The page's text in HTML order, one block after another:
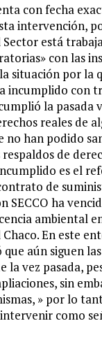
con fecha
intervención,
está
con las
situación por la
incumplido con
la pasada
reales de
no han podido
de
es el
de
SECCO ha
ambiental
En este
aún siguen
la vez pasada,
sin
» por lo
como